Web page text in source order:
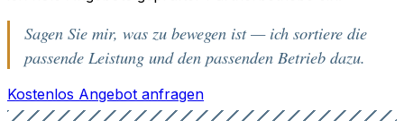
Sagen Sie mir, was zu bewegen ist — ich sortiere die
passende Leistung und den passenden Betrieb dazu.
Kostenlos Angebot anfragen